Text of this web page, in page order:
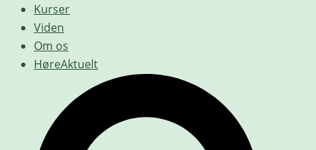
Kurser
Viden
Om os
HøreAktuelt